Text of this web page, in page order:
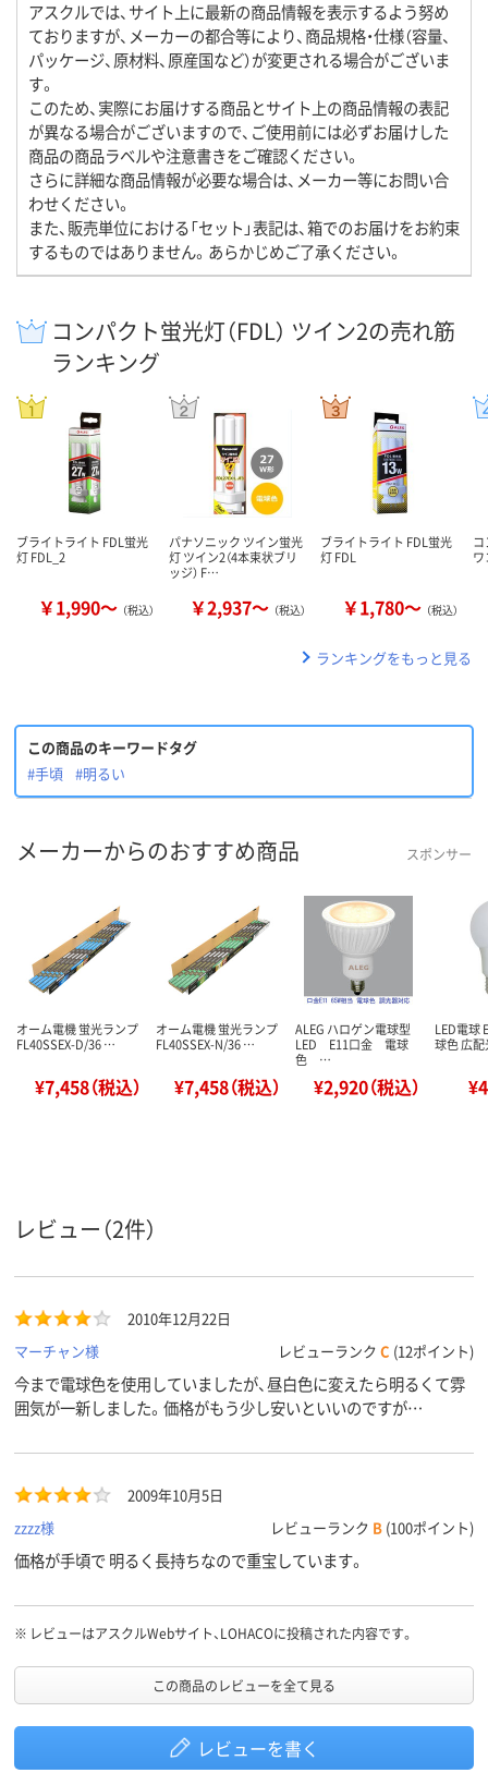
アスクルでは、サイト上に最新の商品情報を表示するよう努め
ておりますが、メーカーの都合等により、商品規格・仕様（容量、
パッケージ、原材料、原産国など）が変更される場合がございま
す。
このため、実際にお届けする商品とサイト上の商品情報の表記
が異なる場合がございますので、ご使用前には必ずお届けした
商品の商品ラベルや注意書きをご確認ください。
さらに詳細な商品情報が必要な場合は、メーカー等にお問い合
わせください。
また、販売単位における「セット」表記は、箱でのお届けをお約束
するものではありません。あらかじめご了承ください。
コンパクト蛍光灯（FDL） ツイン2の売れ筋
ランキング
ブライトライト FDL蛍光
灯 FDL_2
￥1,990～ （税込）
パナソニック ツイン蛍光
灯 ツイン2（4本束状ブリ
ッジ） F…
￥2,937～ （税込）
ブライトライト FDL蛍光
灯 FDL
￥1,780～ （税込）
ランキングをもっと見る
この商品のキーワードタグ
#手頃 #明るい
メーカーからのおすすめ商品 スポンサー
オーム電機 蛍光ランプ
FL40SSEX-D/36 …
¥7,458（税込）
オーム電機 蛍光ランプ
FL40SSEX-N/36 …
¥7,458（税込）
ALEG ハロゲン電球型
LED E11口金 電球
色 …
¥2,920（税込）
LED電球
球色 広
レビュー（2件）
2010年12月22日
マーチャン様
レビューランク C (12ポイント)
今まで電球色を使用していましたが、昼白色に変えたら明るくて雰
囲気が一新しました。価格がもう少し安いといいのですが…
2009年10月5日
zzzz様
レビューランク B (100ポイント)
価格が手頃で 明るく長持ちなので重宝しています。
※ レビューはアスクルWebサイト、LOHACOに投稿された内容です。
この商品のレビューを全て見る
レビューを書く